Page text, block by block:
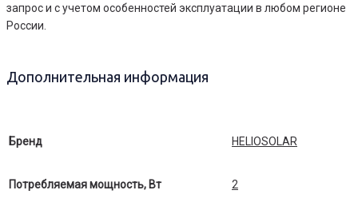
запрос и с учетом особенностей эксплуатации в любом регионе
России.
Дополнительная информация
Бренд HELIOSOLAR
Потребляемая мощность, Вт 2